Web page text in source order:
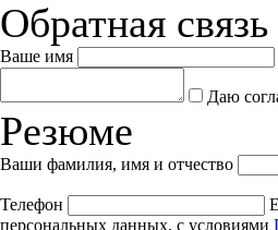
Обратная связь
Ваше имя
Даю
Резюме
Ваши фамилия, имя и отчество
Телефон
персональных данных, с условиями